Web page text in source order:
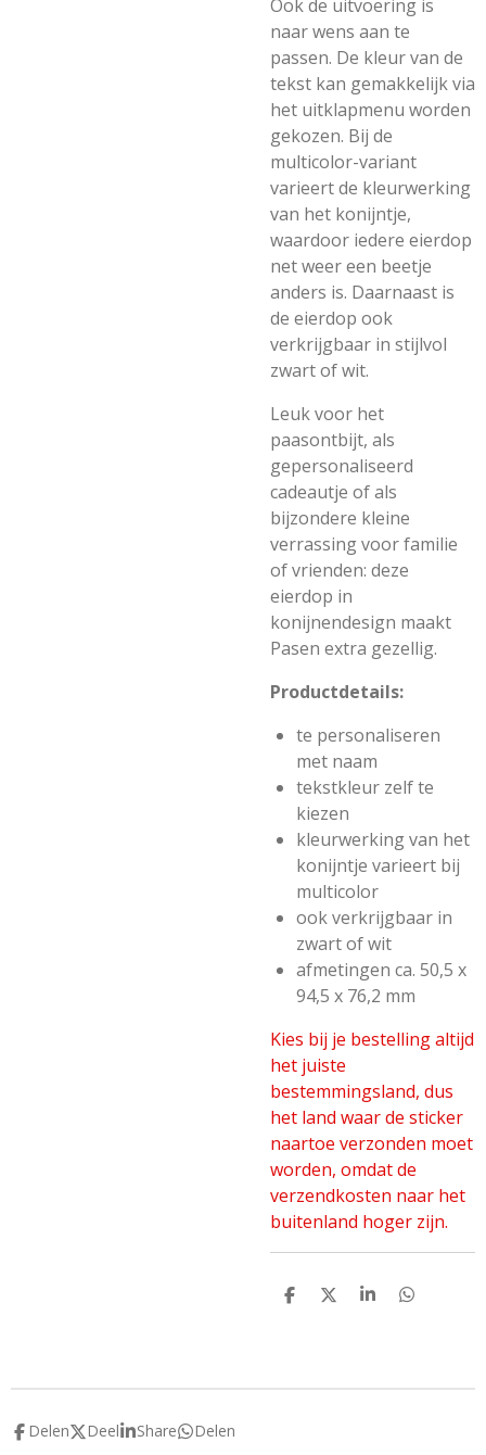
Ook de uitvoering is
naar wens aan te
passen. De kleur van de
tekst kan gemakkelijk via
het uitklapmenu worden
gekozen. Bij de
multicolor-variant
varieert de kleurwerking
van het konijntje,
waardoor iedere eierdop
net weer een beetje
anders is. Daarnaast is
de eierdop ook
verkrijgbaar in stijlvol
zwart of wit.
Leuk voor het
paasontbijt, als
gepersonaliseerd
cadeautje of als
bijzondere kleine
verrassing voor familie
of vrienden: deze
eierdop in
konijnendesign maakt
Pasen extra gezellig.
Productdetails:
te personaliseren
met naam
tekstkleur zelf te
kiezen
kleurwerking van het
konijntje varieert bij
multicolor
ook verkrijgbaar in
zwart of wit
afmetingen ca. 50,5 x
94,5 x 76,2 mm
Kies bij je bestelling altijd
het juiste
bestemmingsland, dus
het land waar de sticker
naartoe verzonden moet
worden, omdat de
verzendkosten naar het
buitenland hoger zijn.
D
D
S
D
Delen Deel Share Delen